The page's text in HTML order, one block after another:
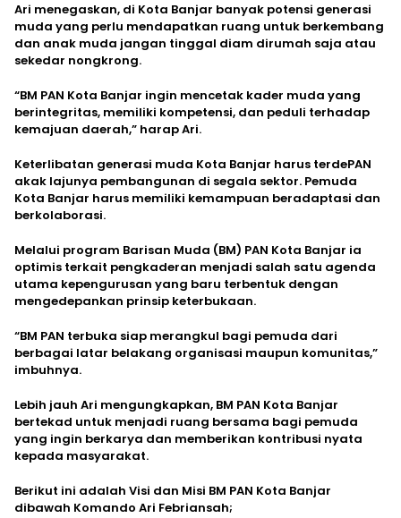
Ari menegaskan, di Kota Banjar banyak potensi generasi
muda yang perlu mendapatkan ruang untuk berkembang
dan anak muda jangan tinggal diam dirumah saja atau
sekedar nongkrong.
“BM PAN Kota Banjar ingin mencetak kader muda yang
berintegritas, memiliki kompetensi, dan peduli terhadap
kemajuan daerah,” harap Ari.
Keterlibatan generasi muda Kota Banjar harus terdePAN
akak lajunya pembangunan di segala sektor. Pemuda
Kota Banjar harus memiliki kemampuan beradaptasi dan
berkolaborasi.
Melalui program Barisan Muda (BM) PAN Kota Banjar ia
optimis terkait pengkaderan menjadi salah satu agenda
utama kepengurusan yang baru terbentuk dengan
mengedepankan prinsip keterbukaan.
“BM PAN terbuka siap merangkul bagi pemuda dari
berbagai latar belakang organisasi maupun komunitas,”
imbuhnya.
Lebih jauh Ari mengungkapkan, BM PAN Kota Banjar
bertekad untuk menjadi ruang bersama bagi pemuda
yang ingin berkarya dan memberikan kontribusi nyata
kepada masyarakat.
Berikut ini adalah Visi dan Misi BM PAN Kota Banjar
dibawah Komando Ari Febriansah;